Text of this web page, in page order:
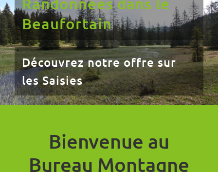
Randonnées dans le Val
d'Arly
Découvrez notre offre sur
Crest-Voland
Bienvenue au
Bureau Montagne